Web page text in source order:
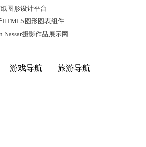
图形设计平台
HTML5图形图表组件
摄影作品展示网
游戏导航 旅游导航